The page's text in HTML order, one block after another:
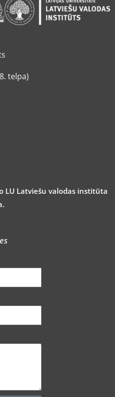
telpa)
Latviešu valodas institūta